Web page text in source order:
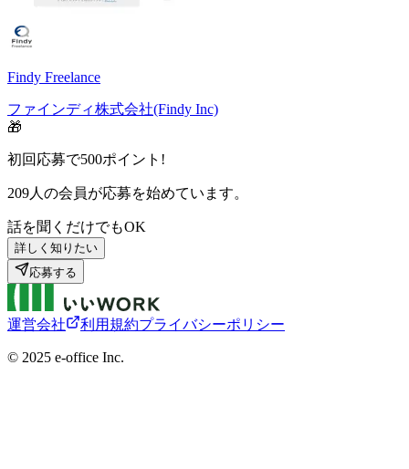
Findy Freelance
ファインディ株式会社(Findy Inc)
🎁
初回応募で500ポイント!
209人の会員が応募を始めています。
話を聞くだけでもOK
詳しく知りたい
応募する
運営会社 利用規約プライバシーポリシー
©︎ 2025 e-office Inc.